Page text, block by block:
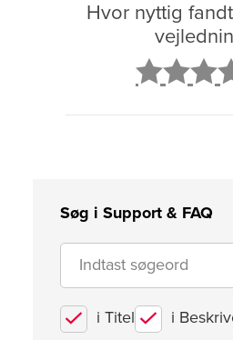
Hvor nyttig
Søg i Support & FAQ
i Titel i